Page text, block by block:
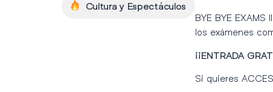
Cultura y Espectáculos
BYE BYE
los exámenes
¡¡ENTRADA
Si quieres